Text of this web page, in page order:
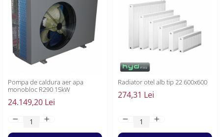
Pompa de caldura aer apa
monobloc R290 15kW
24.149,20 Lei
Radiator otel alb tip 22 600x600
274,31 Lei